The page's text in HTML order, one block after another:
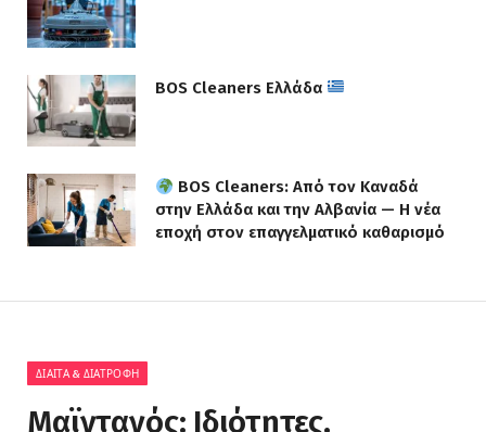
BOS Cleaners Ελλάδα
BOS Cleaners: Από τον Καναδά
στην Ελλάδα και την Αλβανία — Η νέα
εποχή στον επαγγελματικό καθαρισμό
ΔΊΑΙΤΑ & ΔΙΑΤΡΟΦΉ
Μαϊντανός: Ιδιότητες,